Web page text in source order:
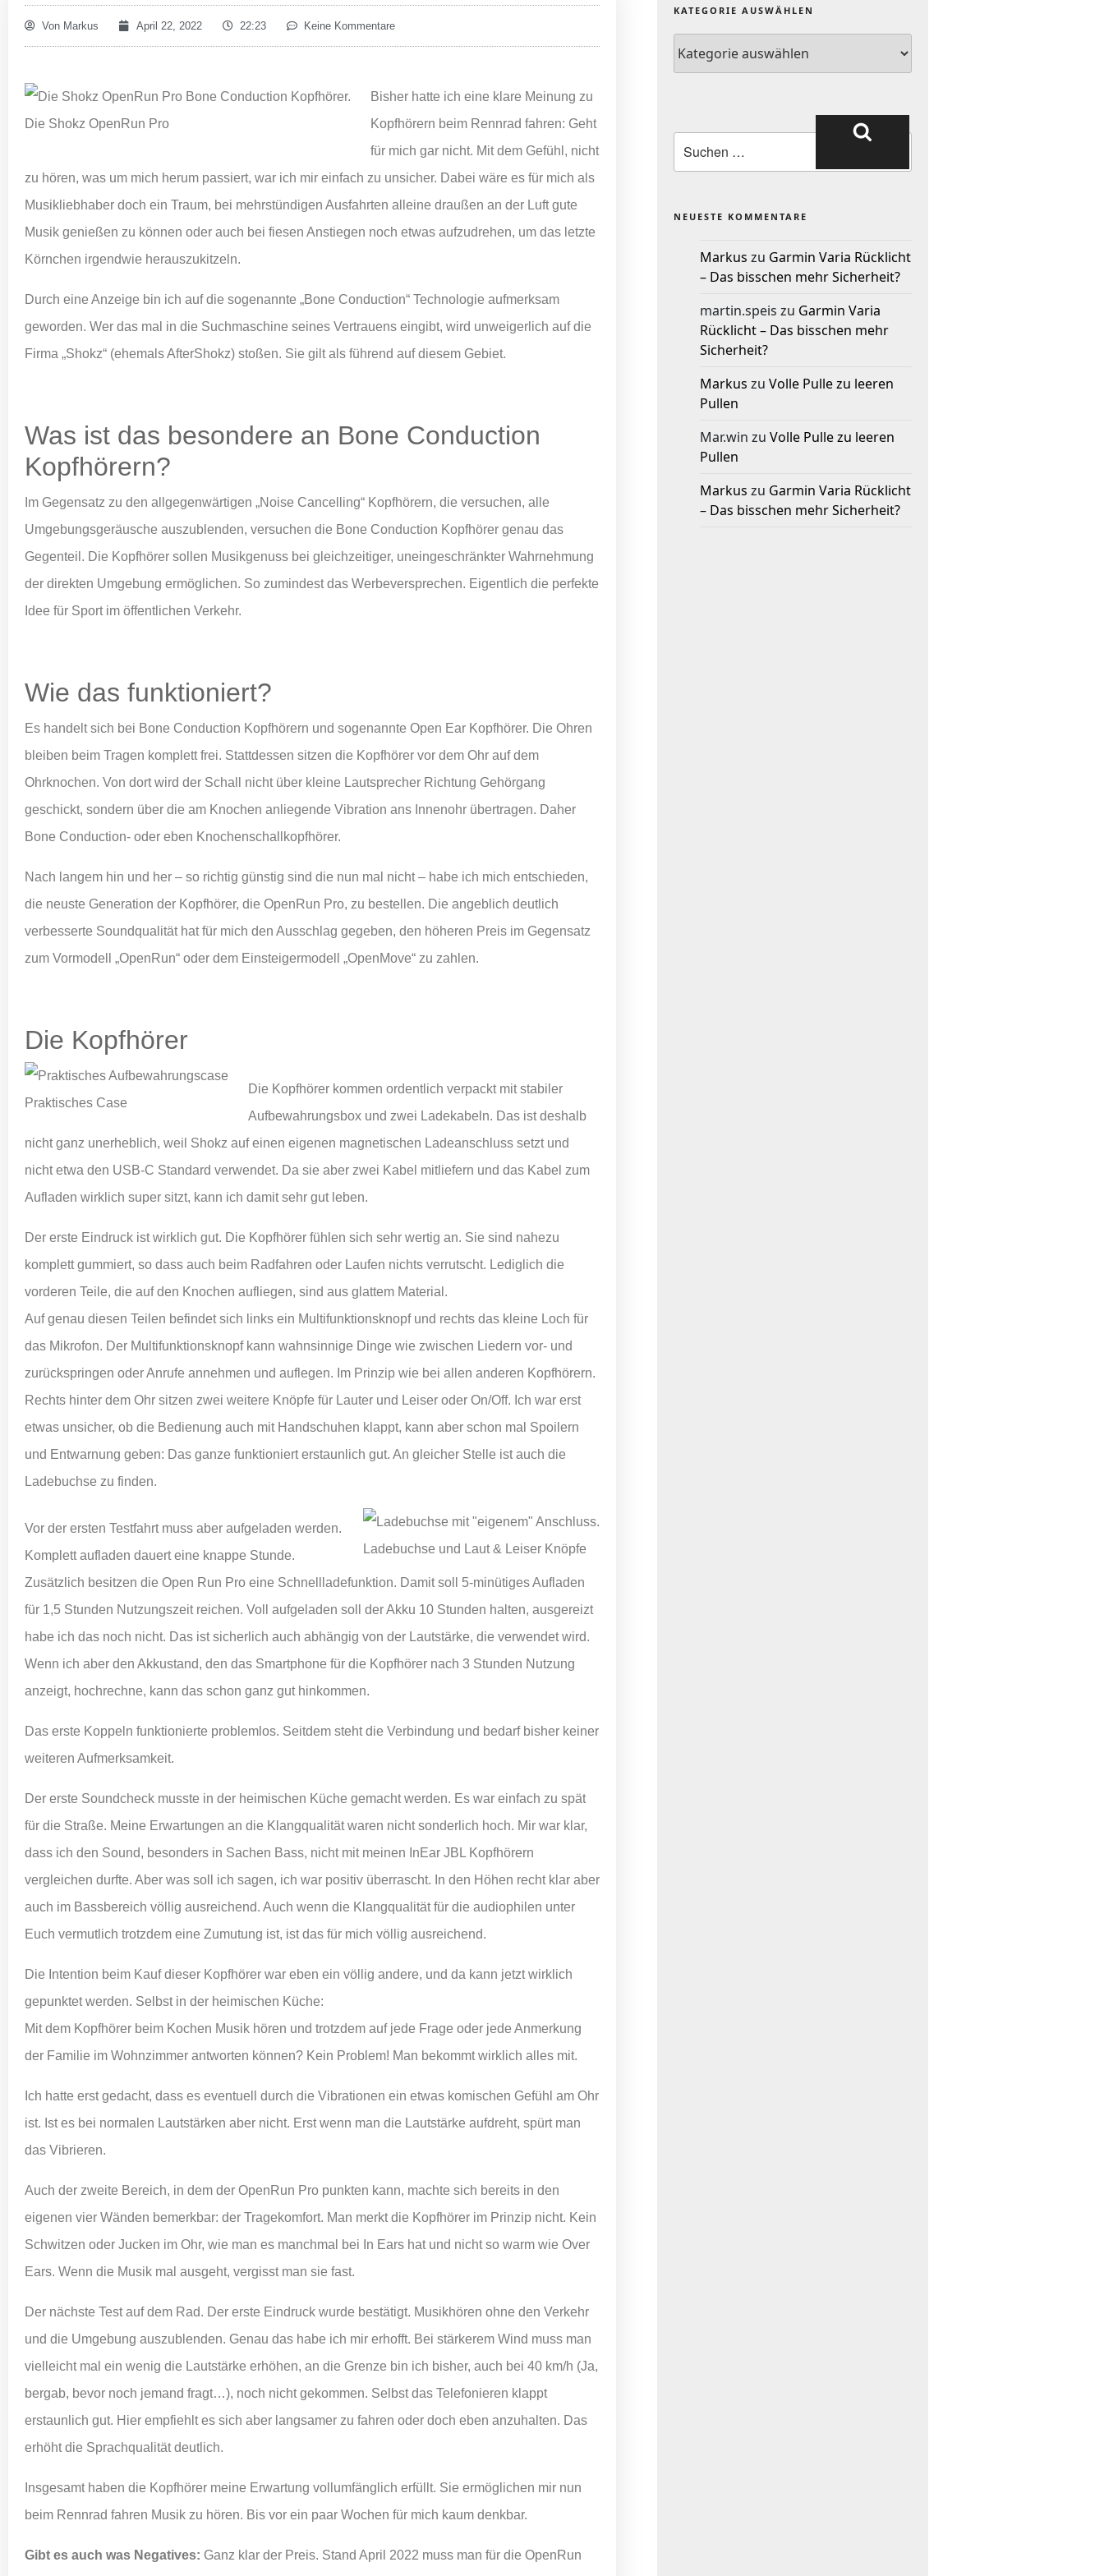
Von Markus April 22, 2022 22:23 Keine Kommentare
Die Shokz OpenRun Pro
Bisher hatte ich eine klare Meinung zu
Kopfhörern beim Rennrad fahren: Geht
für mich gar nicht. Mit dem Gefühl, nicht
zu hören, was um mich herum passiert, war ich mir einfach zu unsicher. Dabei wäre es für mich als
Musikliebhaber doch ein Traum, bei mehrstündigen Ausfahrten alleine draußen an der Luft gute
Musik genießen zu können oder auch bei fiesen Anstiegen noch etwas aufzudrehen, um das letzte
Körnchen irgendwie herauszukitzeln.
Durch eine Anzeige bin ich auf die sogenannte „Bone Conduction“ Technologie aufmerksam
geworden. Wer das mal in die Suchmaschine seines Vertrauens eingibt, wird unweigerlich auf die
Firma „Shokz“ (ehemals AfterShokz) stoßen. Sie gilt als führend auf diesem Gebiet.
Was ist das besondere an Bone Conduction
Kopfhörern?
Im Gegensatz zu den allgegenwärtigen „Noise Cancelling“ Kopfhörern, die versuchen, alle
Umgebungsgeräusche auszublenden, versuchen die Bone Conduction Kopfhörer genau das
Gegenteil. Die Kopfhörer sollen Musikgenuss bei gleichzeitiger, uneingeschränkter Wahrnehmung
der direkten Umgebung ermöglichen. So zumindest das Werbeversprechen. Eigentlich die perfekte
Idee für Sport im öffentlichen Verkehr.
Wie das funktioniert?
Es handelt sich bei Bone Conduction Kopfhörern und sogenannte Open Ear Kopfhörer. Die Ohren
bleiben beim Tragen komplett frei. Stattdessen sitzen die Kopfhörer vor dem Ohr auf dem
Ohrknochen. Von dort wird der Schall nicht über kleine Lautsprecher Richtung Gehörgang
geschickt, sondern über die am Knochen anliegende Vibration ans Innenohr übertragen. Daher
Bone Conduction- oder eben Knochenschallkopfhörer.
Nach langem hin und her – so richtig günstig sind die nun mal nicht – habe ich mich entschieden,
die neuste Generation der Kopfhörer, die OpenRun Pro, zu bestellen. Die angeblich deutlich
verbesserte Soundqualität hat für mich den Ausschlag gegeben, den höheren Preis im Gegensatz
zum Vormodell „OpenRun“ oder dem Einsteigermodell „OpenMove“ zu zahlen.
Die Kopfhörer
Praktisches Case
Die Kopfhörer kommen ordentlich verpackt mit stabiler
Aufbewahrungsbox und zwei Ladekabeln. Das ist deshalb
nicht ganz unerheblich, weil Shokz auf einen eigenen magnetischen Ladeanschluss setzt und
nicht etwa den USB-C Standard verwendet. Da sie aber zwei Kabel mitliefern und das Kabel zum
Aufladen wirklich super sitzt, kann ich damit sehr gut leben.
Der erste Eindruck ist wirklich gut. Die Kopfhörer fühlen sich sehr wertig an. Sie sind nahezu
komplett gummiert, so dass auch beim Radfahren oder Laufen nichts verrutscht. Lediglich die
vorderen Teile, die auf den Knochen aufliegen, sind aus glattem Material.
Auf genau diesen Teilen befindet sich links ein Multifunktionsknopf und rechts das kleine Loch für
das Mikrofon. Der Multifunktionsknopf kann wahnsinnige Dinge wie zwischen Liedern vor- und
zurückspringen oder Anrufe annehmen und auflegen. Im Prinzip wie bei allen anderen Kopfhörern.
Rechts hinter dem Ohr sitzen zwei weitere Knöpfe für Lauter und Leiser oder On/Off. Ich war erst
etwas unsicher, ob die Bedienung auch mit Handschuhen klappt, kann aber schon mal Spoilern
und Entwarnung geben: Das ganze funktioniert erstaunlich gut. An gleicher Stelle ist auch die
Ladebuchse zu finden.
Ladebuchse und Laut & Leiser Knöpfe
Vor der ersten Testfahrt muss aber aufgeladen werden.
Komplett aufladen dauert eine knappe Stunde.
Zusätzlich besitzen die Open Run Pro eine Schnellladefunktion. Damit soll 5-minütiges Aufladen
für 1,5 Stunden Nutzungszeit reichen. Voll aufgeladen soll der Akku 10 Stunden halten, ausgereizt
habe ich das noch nicht. Das ist sicherlich auch abhängig von der Lautstärke, die verwendet wird.
Wenn ich aber den Akkustand, den das Smartphone für die Kopfhörer nach 3 Stunden Nutzung
anzeigt, hochrechne, kann das schon ganz gut hinkommen.
Das erste Koppeln funktionierte problemlos. Seitdem steht die Verbindung und bedarf bisher keiner
weiteren Aufmerksamkeit.
Der erste Soundcheck musste in der heimischen Küche gemacht werden. Es war einfach zu spät
für die Straße. Meine Erwartungen an die Klangqualität waren nicht sonderlich hoch. Mir war klar,
dass ich den Sound, besonders in Sachen Bass, nicht mit meinen InEar JBL Kopfhörern
vergleichen durfte. Aber was soll ich sagen, ich war positiv überrascht. In den Höhen recht klar aber
auch im Bassbereich völlig ausreichend. Auch wenn die Klangqualität für die audiophilen unter
Euch vermutlich trotzdem eine Zumutung ist, ist das für mich völlig ausreichend.
Die Intention beim Kauf dieser Kopfhörer war eben ein völlig andere, und da kann jetzt wirklich
gepunktet werden. Selbst in der heimischen Küche:
Mit dem Kopfhörer beim Kochen Musik hören und trotzdem auf jede Frage oder jede Anmerkung
der Familie im Wohnzimmer antworten können? Kein Problem! Man bekommt wirklich alles mit.
Ich hatte erst gedacht, dass es eventuell durch die Vibrationen ein etwas komischen Gefühl am Ohr
ist. Ist es bei normalen Lautstärken aber nicht. Erst wenn man die Lautstärke aufdreht, spürt man
das Vibrieren.
Auch der zweite Bereich, in dem der OpenRun Pro punkten kann, machte sich bereits in den
eigenen vier Wänden bemerkbar: der Tragekomfort. Man merkt die Kopfhörer im Prinzip nicht. Kein
Schwitzen oder Jucken im Ohr, wie man es manchmal bei In Ears hat und nicht so warm wie Over
Ears. Wenn die Musik mal ausgeht, vergisst man sie fast.
Der nächste Test auf dem Rad. Der erste Eindruck wurde bestätigt. Musikhören ohne den Verkehr
und die Umgebung auszublenden. Genau das habe ich mir erhofft. Bei stärkerem Wind muss man
vielleicht mal ein wenig die Lautstärke erhöhen, an die Grenze bin ich bisher, auch bei 40 km/h (Ja,
bergab, bevor noch jemand fragt…), noch nicht gekommen. Selbst das Telefonieren klappt
erstaunlich gut. Hier empfiehlt es sich aber langsamer zu fahren oder doch eben anzuhalten. Das
erhöht die Sprachqualität deutlich.
Insgesamt haben die Kopfhörer meine Erwartung vollumfänglich erfüllt. Sie ermöglichen mir nun
beim Rennrad fahren Musik zu hören. Bis vor ein paar Wochen für mich kaum denkbar.
Gibt es auch was Negatives: Ganz klar der Preis. Stand April 2022 muss man für die OpenRun
KATEGORIE AUSWÄHLEN
NEUESTE KOMMENTARE
Markus zu Garmin Varia Rücklicht
– Das bisschen mehr Sicherheit?
martin.speis zu Garmin Varia
Rücklicht – Das bisschen mehr
Sicherheit?
Markus zu Volle Pulle zu leeren
Pullen
Mar.win zu Volle Pulle zu leeren
Pullen
Markus zu Garmin Varia Rücklicht
– Das bisschen mehr Sicherheit?